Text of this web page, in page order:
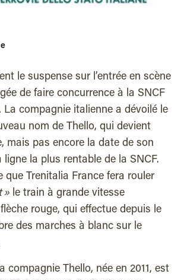
le suspense sur l’entrée en scène
de faire concurrence à la SNCF
La compagnie italienne a dévoilé le
nom de Thello, qui devient
mais pas encore la date de son
ligne la plus rentable de la SNCF.
que Trenitalia France fera rouler
» le train à grande vitesse
rouge, qui effectue depuis le
des marches à blanc sur le
compagnie Thello, née en 2011, est